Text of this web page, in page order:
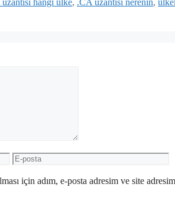
hangi ülke, .CA uzantısı nerenin,
E-
posta
için adım, e-posta adresim ve site